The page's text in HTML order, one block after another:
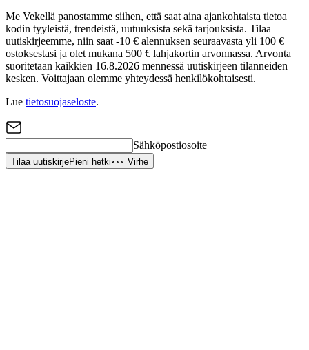
Me Vekellä panostamme siihen, että saat aina ajankohtaista tietoa
kodin tyyleistä, trendeistä, uutuuksista sekä tarjouksista. Tilaa
uutiskirjeemme, niin saat -10 € alennuksen seuraavasta yli 100 €
ostoksestasi ja olet mukana 500 € lahjakortin arvonnassa. Arvonta
suoritetaan kaikkien 16.8.2026 mennessä uutiskirjeen tilanneiden
kesken. Voittajaan olemme yhteydessä henkilökohtaisesti.
Lue tietosuojaseloste.
Sähköpostiosoite
Tilaa uutiskirjePieni hetki Virhe